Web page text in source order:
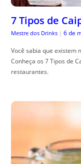
7 Tipos de
Mestre dos Drinks | 6 de
Você sabia que existem
Conheça os 7 Tipos de
restaurantes.